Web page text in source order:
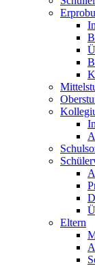
Eltern